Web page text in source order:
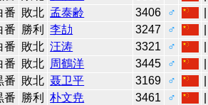
番 敗北 孟泰齢 3406 ♂
番 勝利 李劼 3247 ♂
番 敗北 汪涛 3321 ♂
番 敗北 周鶴洋 3445 ♂
番 敗北 聂卫平 3169 ♂
番 勝利 朴文尭 3461 ♂